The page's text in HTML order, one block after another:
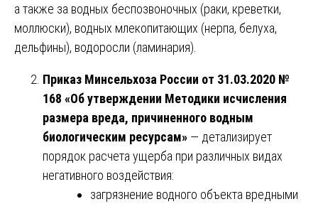
а также за водных беспозвоночных (раки, креветки,
моллюски), водных млекопитающих (нерпа, белуха,
дельфины), водоросли (ламинария).
Приказ Минсельхоза России от 31.03.2020 №
168 «Об утверждении Методики исчисления
размера вреда, причиненного водным
биологическим ресурсам» — детализирует
порядок расчета ущерба при различных видах
негативного воздействия:
загрязнение водного объекта вредными